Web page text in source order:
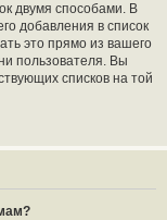
двумя способами. В
добавления в список
это прямо из вашего
пользователя. Вы
списков на той